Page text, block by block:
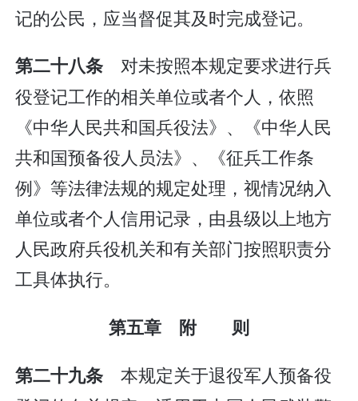
记的公民，应当督促其及时完成登记。
第二十八条对未按照本规定要求进行兵
役登记工作的相关单位或者个人，依照
《中华人民共和国兵役法》、《中华人民
共和国预备役人员法》、《征兵工作条
例》等法律法规的规定处理，视情况纳入
单位或者个人信用记录，由县级以上地方
人民政府兵役机关和有关部门按照职责分
工具体执行。
第五章 附 则
第二十九条 本规定关于退役军人预备役